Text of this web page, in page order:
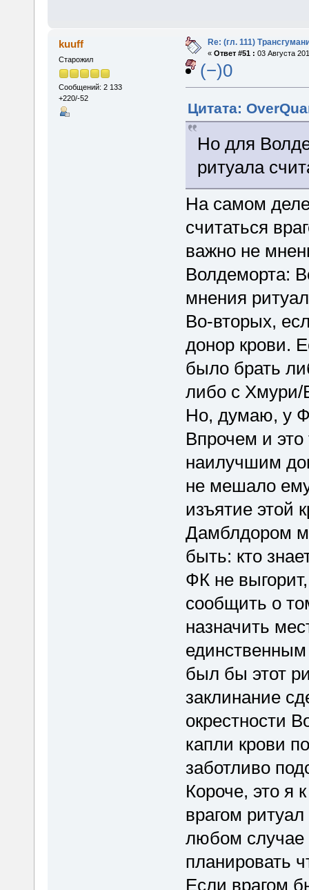
kuuff
Старожил
Сообщений: 2 133
+220/-52
Re: (гл. 111)
« Ответ #51 : 03 Августа
(−)0
Цитата:
Но для
ритуала
На самом
считаться
важно не
Волдеморта:
мнения
Во-вторых,
донор крови.
было брать
либо с Хмури/
Но, думаю, у
Впрочем и
наилучшим
не мешало
изъятие этой
Дамблдором
быть: кто
ФК не
сообщить о
назначить
был бы этот
заклинание
окрестности
капли крови
заботливо
Короче, это я
врагом
любом
планировать
Если врагом